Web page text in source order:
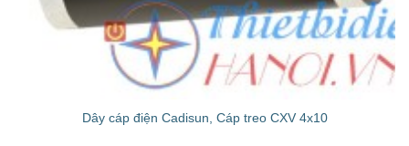
Dây cáp điện Cadisun, Cáp treo CXV 4x10